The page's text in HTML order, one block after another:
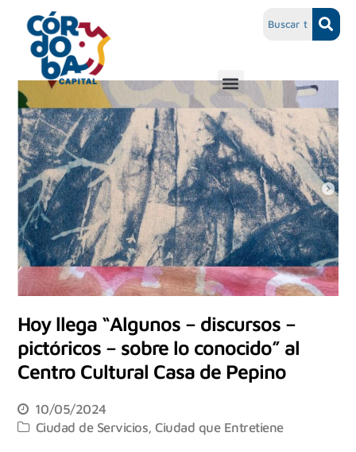
Hoy llega “Algunos – discursos –
pictóricos – sobre lo conocido” al
Centro Cultural Casa de Pepino
10/05/2024
Ciudad de Servicios,Ciudad que Entretiene